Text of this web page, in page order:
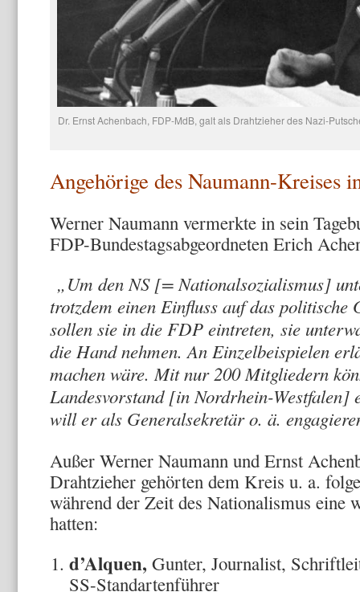
Dr. Ernst Achenbach, FDP-MdB, galt als Drahtzieher des Nazi-
Angehörige des Naumann-Kreises
Werner Naumann vermerkte in sein
FDP-Bundestagsabgeordneten Erich
„Um den NS [= Nationalsozialismus]
trotzdem einen Einfluss auf das politische
sollen sie in die FDP eintreten, sie
die Hand nehmen. An Einzelbeispielen
machen wäre. Mit nur 200 Mitgliedern
Landesvorstand [in Nordrhein-
will er als Generalsekretär o. ä.
Außer Werner Naumann und Ernst
Drahtzieher gehörten dem Kreis u. a.
während der Zeit des Nationalismus eine
hatten:
d’Alquen, Gunter, Journalist,
SS-Standartenführer